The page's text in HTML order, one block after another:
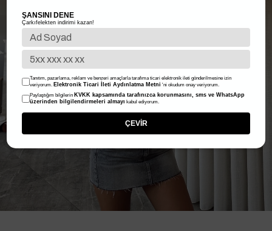
ŞANSINI DENE
Çarkıfelekten indirimi kazan!
Tanıtım, pazarlama, reklam ve benzeri amaçlarla tarafıma ticari elektronik ileti gönderilmesine izin
veriyorum. Elektronik Ticari İleti Aydınlatma Metni 'ni okudum onay veriyorum.
Paylaştığım bilgilerin KVKK kapsamında tarafınızca korunmasını, sms ve WhatsApp
üzerinden bilgilendirmeleri almayı kabul ediyorum.
ÇEVİR